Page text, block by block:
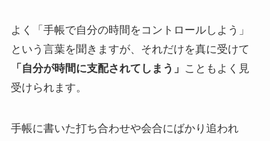
よく「手帳で自分の時間をコントロールしよう」
という言葉を聞きますが、それだけを真に受けて
「自分が時間に支配されてしまう」 こともよく見
受けられます。
手帳に書いた打ち合わせや会合にばかり追われ